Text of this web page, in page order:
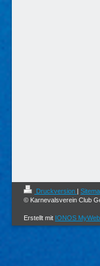
Druckversion |
© Karnevalsverein Club
Erstellt mit IONOS